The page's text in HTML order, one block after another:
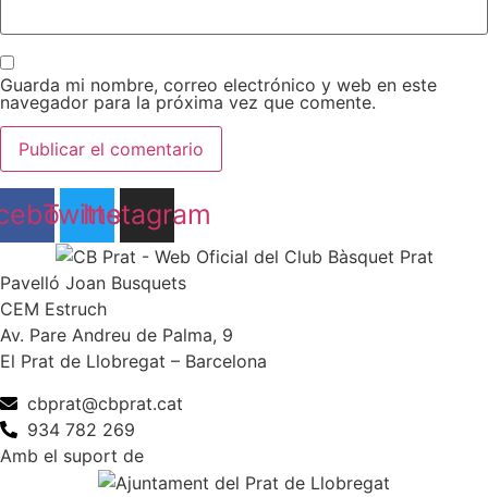
Guarda mi nombre, correo electrónico y web en este
navegador para la próxima vez que comente.
Twitter
Instagram
Pavelló Joan Busquets
CEM Estruch
Av. Pare Andreu de Palma, 9
El Prat de Llobregat – Barcelona
cbprat@cbprat.cat
934 782 269
Amb el suport de